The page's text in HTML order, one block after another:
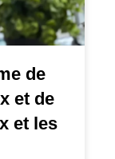
de
et de
et les